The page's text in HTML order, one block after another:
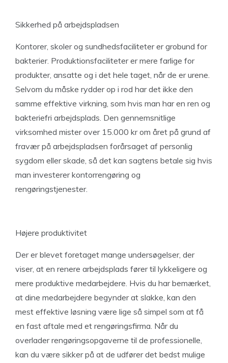
Sikkerhed på arbejdspladsen
Kontorer, skoler og sundhedsfaciliteter er grobund for
bakterier. Produktionsfaciliteter er mere farlige for
produkter, ansatte og i det hele taget, når de er urene.
Selvom du måske rydder op i rod har det ikke den
samme effektive virkning, som hvis man har en ren og
bakteriefri arbejdsplads. Den gennemsnitlige
virksomhed mister over 15.000 kr om året på grund af
fravær på arbejdspladsen forårsaget af personlig
sygdom eller skade, så det kan sagtens betale sig hvis
man investerer kontorrengøring og
rengøringstjenester.
Højere produktivitet
Der er blevet foretaget mange undersøgelser, der
viser, at en renere arbejdsplads fører til lykkeligere og
mere produktive medarbejdere. Hvis du har bemærket,
at dine medarbejdere begynder at slakke, kan den
mest effektive løsning være lige så simpel som at få
en fast aftale med et rengøringsfirma. Når du
overlader rengøringsopgaverne til de professionelle,
kan du være sikker på at de udfører det bedst mulige